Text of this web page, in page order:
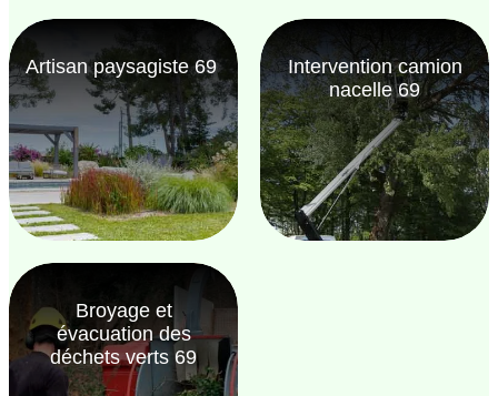
Artisan paysagiste 69
Intervention camion
nacelle 69
Broyage et
évacuation des
déchets verts 69